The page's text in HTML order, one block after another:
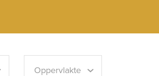
Oppervlakte